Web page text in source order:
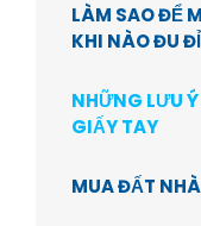
LÀM SAO ĐỂ
KHI NÀO ĐU
NHỮNG LƯU
GIẤY TAY
MUA ĐẤT